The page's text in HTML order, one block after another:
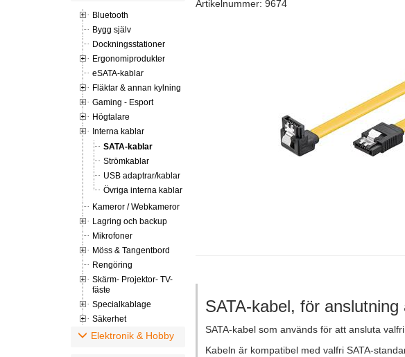
Bluetooth
Bygg själv
Dockningsstationer
Ergonomiprodukter
eSATA-kablar
Fläktar & annan kylning
Gaming - Esport
Högtalare
Interna kablar
SATA-kablar
Strömkablar
USB adaptrar/kablar
Övriga interna kablar
Kameror / Webkameror
Lagring och backup
Mikrofoner
Möss & Tangentbord
Rengöring
Skärm- Projektor- TV-
fäste
Specialkablage
Säkerhet
Elektronik & Hobby
Artikelnummer: 9674
SATA-kabel, för
SATA-kabel som används för att ansluta
Kabeln är kompatibel med valfri SATA-